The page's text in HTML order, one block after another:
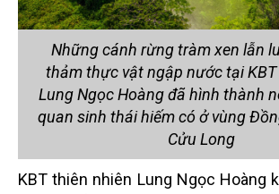
Những cánh rừng tràm xen lẫn
thảm thực vật ngập nước tại
Lung Ngọc Hoàng đã hình thành
quan sinh thái hiếm có ở vùng
Cửu Long
KBT thiên nhiên Lung Ngọc Hoàng